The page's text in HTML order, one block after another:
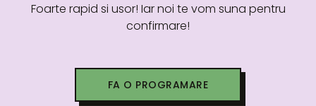
Foarte rapid si usor! Iar noi te vom suna pentru
confirmare!
FA O PROGRAMARE